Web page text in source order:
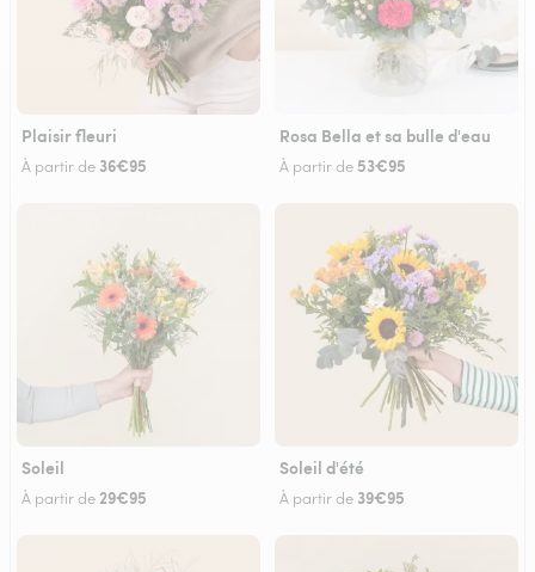
Plaisir fleuri
À partir de 36€95
Rosa Bella et sa bulle d'eau
À partir de 53€95
Soleil
À partir de 29€95
Soleil d'été
À partir de 39€95